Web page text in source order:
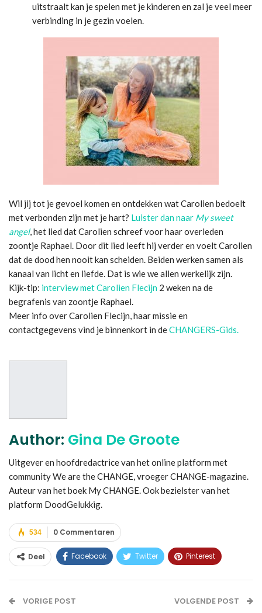
uitstraalt kan je spelen met je kinderen en zal je veel meer
verbinding in je gezin voelen.
Wil jij tot je gevoel komen en ontdekken wat Carolien bedoelt
met verbonden zijn met je hart? Luister dan naar My sweet
angel, het lied datCarolien schreef voor haar overleden
zoontje Raphael. Door dit lied leeft hij verder en voelt Carolien
dat de dood hen nooit kan scheiden. Beiden werken samen als
kanaal van licht en liefde. Dat is wie we allen werkelijk zijn.
Kijk-tip: interview met Carolien Flecijn 2 weken na de
begrafenis van zoontje Raphael.
Meer info over Carolien Flecijn, haar missie en
contactgegevens vind je binnenkort in deCHANGERS-Gids.
Author: Gina De Groote
Uitgever en hoofdredactrice van het online platform met
community We are the CHANGE, vroeger CHANGE-magazine.
Auteur van het boek My CHANGE. Ook bezielster van het
platform DoodGelukkig.
0 Commentaren
534
Deel Facebook Twitter Pinterest
VORIGE POST VOLGENDE POST